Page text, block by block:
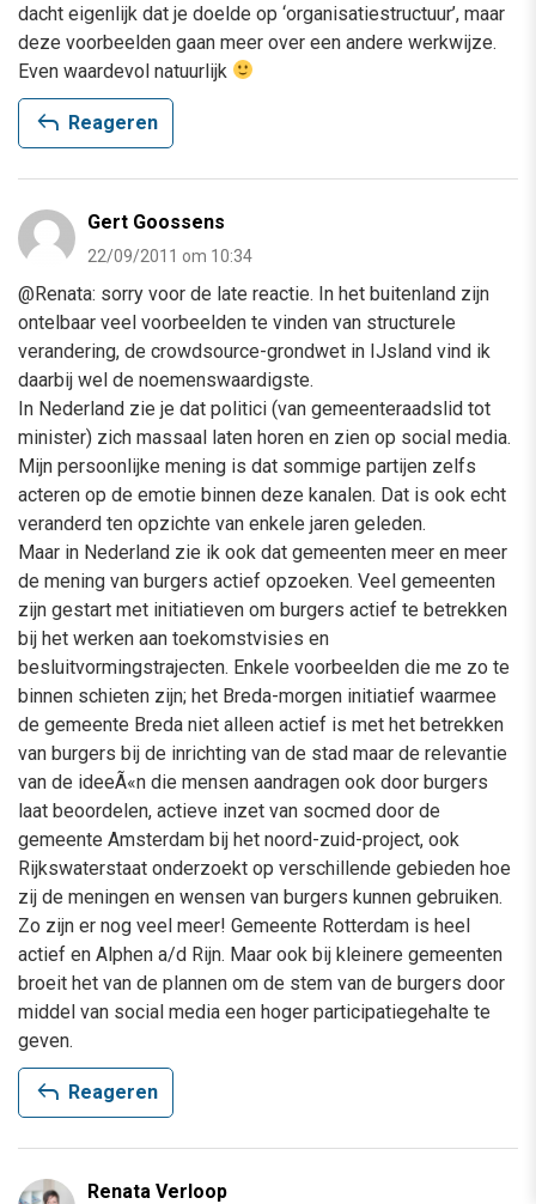
dacht eigenlijk dat je doelde op ‘organisatiestructuur’, maar
deze voorbeelden gaan meer over een andere werkwijze.
Even waardevol natuurlijk
reply Reageren
Gert Goossens
22/09/2011 om 10:34
@Renata: sorry voor de late reactie. In het buitenland zijn
ontelbaar veel voorbeelden te vinden van structurele
verandering, de crowdsource-grondwet in IJsland vind ik
daarbij wel de noemenswaardigste.
In Nederland zie je dat politici (van gemeenteraadslid tot
minister) zich massaal laten horen en zien op social media.
Mijn persoonlijke mening is dat sommige partijen zelfs
acteren op de emotie binnen deze kanalen. Dat is ook echt
veranderd ten opzichte van enkele jaren geleden.
Maar in Nederland zie ik ook dat gemeenten meer en meer
de mening van burgers actief opzoeken. Veel gemeenten
zijn gestart met initiatieven om burgers actief te betrekken
bij het werken aan toekomstvisies en
besluitvormingstrajecten. Enkele voorbeelden die me zo te
binnen schieten zijn; het Breda-morgen initiatief waarmee
de gemeente Breda niet alleen actief is met het betrekken
van burgers bij de inrichting van de stad maar de relevantie
van de ideeÃ«n die mensen aandragen ook door burgers
laat beoordelen, actieve inzet van socmed door de
gemeente Amsterdam bij het noord-zuid-project, ook
Rijkswaterstaat onderzoekt op verschillende gebieden hoe
zij de meningen en wensen van burgers kunnen gebruiken.
Zo zijn er nog veel meer! Gemeente Rotterdam is heel
actief en Alphen a/d Rijn. Maar ook bij kleinere gemeenten
broeit het van de plannen om de stem van de burgers door
middel van social media een hoger participatiegehalte te
geven.
reply Reageren
Renata Verloop